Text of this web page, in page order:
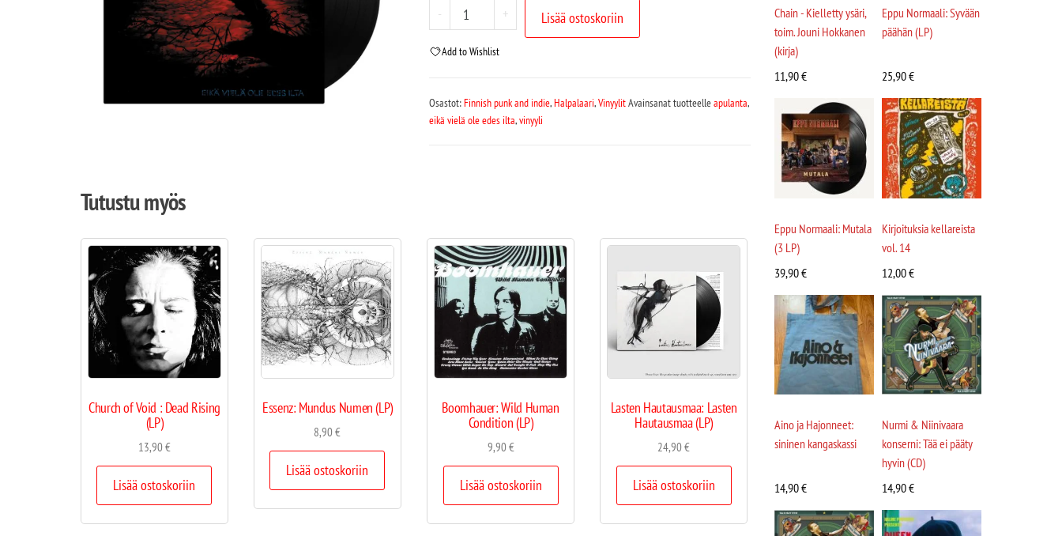
- + Lisää ostoskoriin
Add to Wishlist
Osastot:Finnish punk and indie,Halpalaari,VinyylitAvainsanat tuotteelleapulanta,
eikä vielä ole edes ilta,vinyyli
Tutustu myös
Church of Void : Dead Rising
(LP)
13,90€
Lisää ostoskoriin
Essenz: Mundus Numen (LP)
8,90€
Lisää ostoskoriin
Boomhauer: Wild Human
Condition (LP)
9,90€
Lisää ostoskoriin
Lasten Hautausmaa: Lasten
Hautausmaa (LP)
24,90€
Lisää ostoskoriin
Chain - Kielletty ysäri,
toim. Jouni Hokkanen
(kirja)
11,90€
Eppu Normaali: Syvään
päähän (LP)
25,90€
Eppu Normaali: Mutala
(3 LP)
39,90€
Kirjoituksia kellareista
vol. 14
12,00€
Aino ja Hajonneet:
sininen kangaskassi
14,90€
Nurmi & Niinivaara
konserni: Tää ei pääty
hyvin (CD)
14,90€